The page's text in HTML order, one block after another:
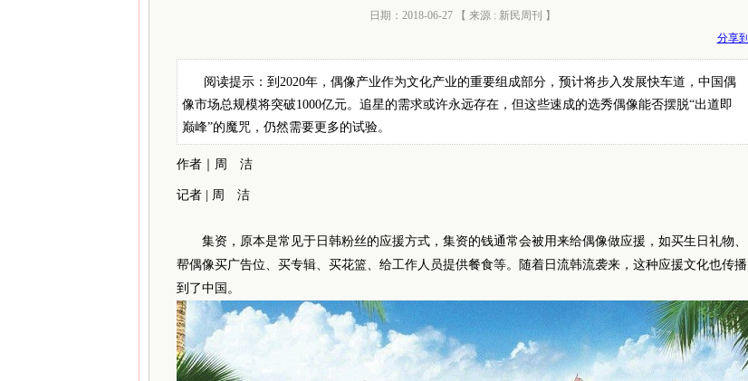
日期：2018-06-27 【 来源 : 新民周刊 】
分享到
阅读提示：到2020年，偶像产业作为文化产业的重要组成部分，预计将步入发展快车道，中国偶
像市场总规模将突破1000亿元。追星的需求或许永远存在，但这些速成的选秀偶像能否摆脱“出道即
巅峰”的魔咒，仍然需要更多的试验。
作者｜周 洁
记者 | 周 洁
集资，原本是常见于日韩粉丝的应援方式，集资的钱通常会被用来给偶像做应援，如买生日礼物、
帮偶像买广告位、买专辑、买花篮、给工作人员提供餐食等。随着日流韩流袭来，这种应援文化也传播
到了中国。